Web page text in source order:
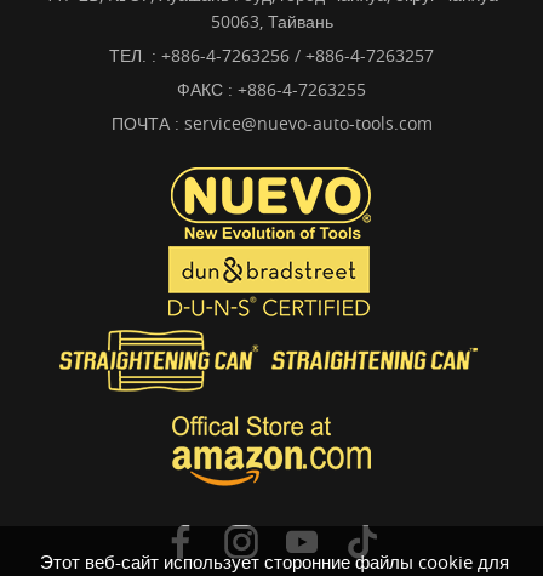
Этот веб-сайт использует сторонние файлы cookie для
50063, Тайвань
ТЕЛ. : +886-4-7263256 / +886-4-7263257
ФАКС : +886-4-7263255
ПОЧТА : service@nuevo-auto-tools.com